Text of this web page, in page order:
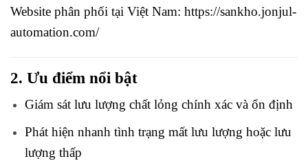
Website phân phối tại Việt Nam: https://sankho.jonjul-
automation.com/
2. Ưu điểm nổi bật
Giám sát lưu lượng chất lỏng chính xác và ổn định
Phát hiện nhanh tình trạng mất lưu lượng hoặc lưu
lượng thấp